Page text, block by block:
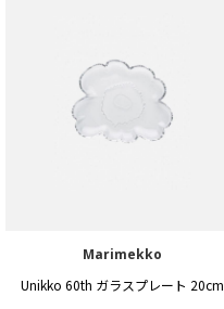
Marimekko
Unikko 60th ガラスプレート 20cm